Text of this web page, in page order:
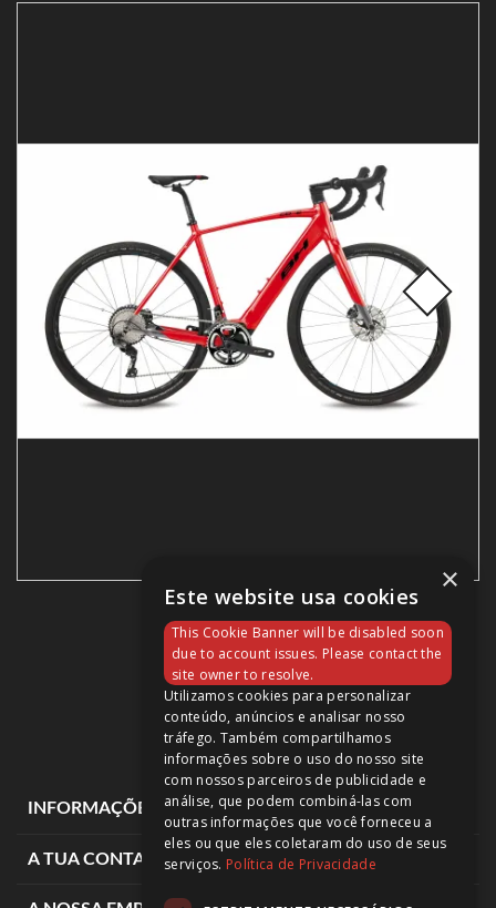
CORE GRAVELX 2.4 2023
4 200,00 €
INFORMAÇÕES DE LOJA
A TUA CONTA
×
Este website usa cookies
This Cookie Banner will be disabled soon
due to account issues. Please contact the
site owner to resolve.
Utilizamos cookies para personalizar
conteúdo, anúncios e analisar nosso
tráfego. Também compartilhamos
informações sobre o uso do nosso site
com nossos parceiros de publicidade e
análise, que podem combiná-las com
outras informações que você forneceu a
eles ou que eles coletaram do uso de seus
serviços. Política de Privacidade